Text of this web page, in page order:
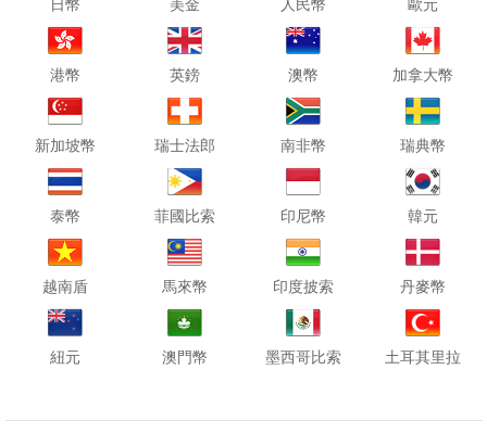
日幣 美金 人民幣 歐元
港幣 英鎊 澳幣 加拿大幣
新加坡幣 瑞士法郎 南非幣 瑞典幣
泰幣 菲國比索 印尼幣 韓元
越南盾 馬來幣 印度披索 丹麥幣
紐元 澳門幣 墨西哥比索 土耳其里拉